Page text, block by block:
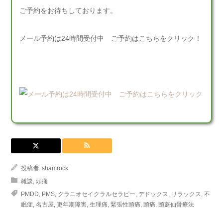
ご予約をお待ちしております。
メール予約は24時間受付中 ご予約はこちらをクリック！
投稿者: shamrock
雑談, 頭痛
PMDD, PMS, クラニオセイクラルセラピー, デドックス, リラックス, 不
眠症, 名古屋, 更年期障害, 生理痛, 緊張性頭痛, 頭痛, 頭蓋仙骨療法